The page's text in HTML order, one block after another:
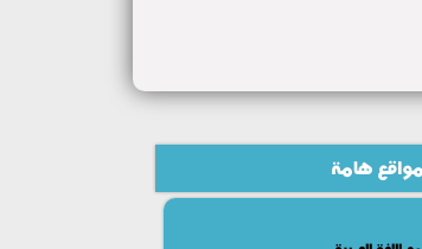
مواقع هامة